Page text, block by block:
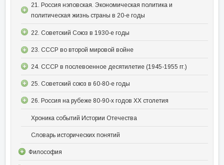
21. Россия нэповская. Экономическая политика и
политическая жизнь страны в 20-е годы
22. Советский Союз в 1930-е годы
23. СССР во второй мировой войне
24. СССР в послевоенное десятилетие (1945-1955 гг.)
25. Советский союз в 60-80-е годы
26. Россия на рубеже 80-90-х годов XX столетия
Хроника событий Истории Отечества
Словарь исторических понятий
Философия